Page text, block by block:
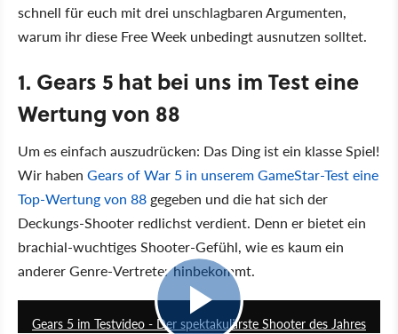
schnell für euch mit drei unschlagbaren Argumenten,
warum ihr diese Free Week unbedingt ausnutzen solltet.
1. Gears 5 hat bei uns im Test eine
Wertung von 88
Um es einfach auszudrücken: Das Ding ist ein klasse Spiel!
Wir haben Gears of War 5 in unserem GameStar-Test eine
Top-Wertung von 88 gegeben und die hat sich der
Deckungs-Shooter redlichst verdient. Denn er bietet ein
brachial-wuchtiges Shooter-Gefühl, wie es kaum ein
anderer Genre-Vertreter hinbekommt.
Gears 5 im Testvideo - Der spektakulärste Shooter des Jahres